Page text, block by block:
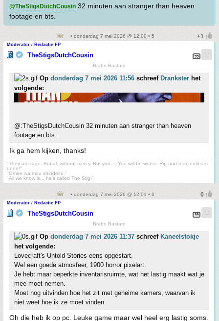
@TheStigsDutchCousin 32 minuten aan stranger than heaven
footage en bts.
• donderdag 7 mei 2026 @ 12:00 • 5
Moderator / Redactie FP
TheStigsDutchCousin
Brabo Bastard
Op donderdag 7 mei 2026 11:56 schreef Drankster het
volgende:
@:TheStigsDutchCousin 32 minuten aan stranger than heaven
footage en bts.
Ik ga hem kijken, thanks!
"They are rage. Brutal, without mercy. But you.... You will be worse. Rip and tear, until it is
done!"
"Omae wa mou shindeiru."
"All we know is... he's called The Stig!"
• donderdag 7 mei 2026 @ 12:01 • 6
Moderator / Redactie FP
TheStigsDutchCousin
Brabo Bastard
Op donderdag 7 mei 2026 11:37 schreef Kaneelstokje
het volgende:
Lovecraft's Untold Stories eens opgestart.
Wel een goede atmosfeer, 1900 horror pixelart.
Je hebt maar beperkte inventarisruimte, wat het lastig maakt wat je
mee moet nemen.
Moet nog uitvinden hoe het zit met geheime kamers, waarvan ik
niet weet hoe ik ze moet vinden.
Oh die heb ik op pc. Leuke game maar wel heel erg lastig soms.